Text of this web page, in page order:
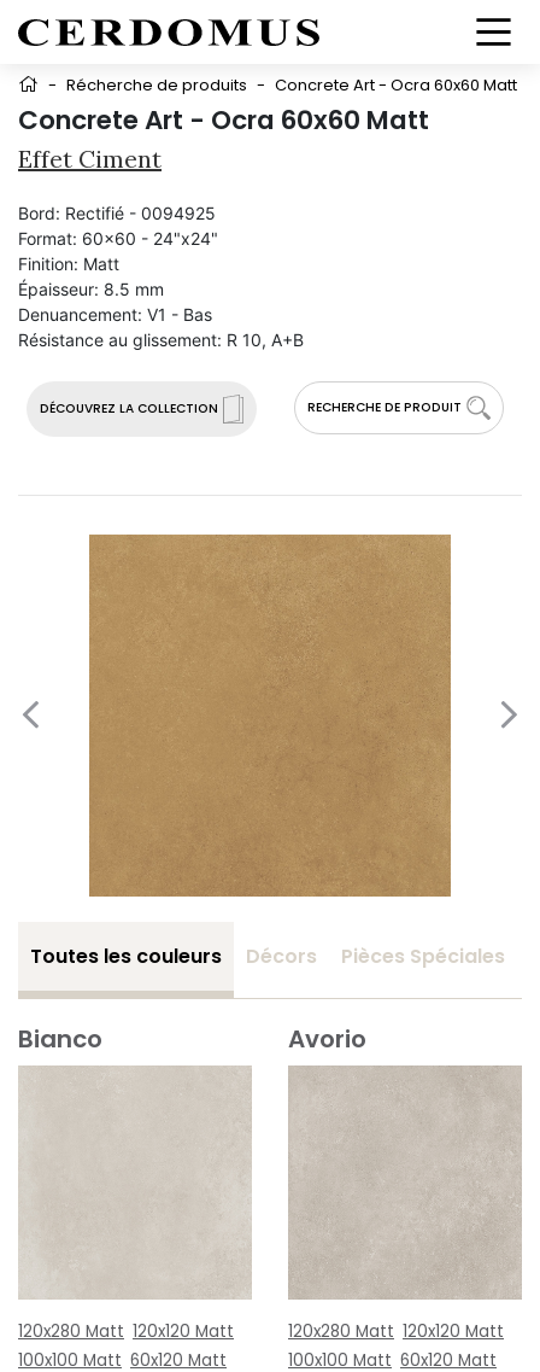
- Récherche de produits - Concrete Art - Ocra 60x60 Matt
Concrete Art - Ocra 60x60 Matt
Effet Ciment
DÉCOUVREZ LA COLLECTION RECHERCHE DE PRODUIT
Bord: Rectifié - 0094925
Format: 60x60 - 24"x24"
Finition: Matt
Épaisseur: 8.5 mm
Denuancement: V1 - Bas
Résistance au glissement: R 10, A+B
Toutes les couleurs Décors Pièces Spéciales
Bianco
120x280 Matt 120x120 Matt
100x100 Matt 60x120 Matt
Avorio
120x280 Matt 120x120 Matt
100x100 Matt 60x120 Matt